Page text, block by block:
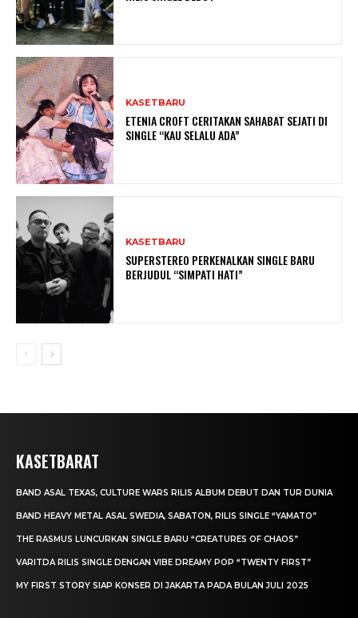
KASETBARU
ETENIA CROFT CERITAKAN SAHABAT SEJATI DI
SINGLE “KAU SELALU ADA”
KASETBARU
SUPERSTEREO PERKENALKAN SINGLE BARU
BERJUDUL “SIMPATI HATI”
KASETBARAT
BAND ASAL TEXAS, CULTURE WARS RILIS ALBUM DEBUT DAN TUR DUNIA
BAND HEAVY METAL ASAL SWEDIA, SABATON, RILIS SINGLE “YAMATO”
THE RASMUS LUNCURKAN SINGLE BARU “CREATURES OF CHAOS”
VARITDA RILIS SINGLE DENGAN VIBE DREAMY POP “TWENTY FIRST”
MY FIRST STORY SIAP KONSER DI JAKARTA PADA BULAN JULI 2025